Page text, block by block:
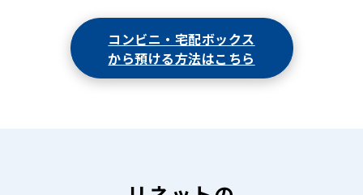
コンビニ・宅配ボックス
から預ける方法はこちら